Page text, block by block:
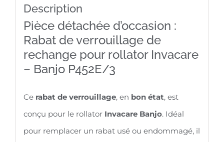
-
Banjo
P452E/3
Description
Pièce détachée d’occasion :
Rabat de verrouillage de
rechange pour rollator Invacare
– Banjo P452E/3
Ce rabat de verrouillage, en bon état, est
conçu pour le rollator Invacare Banjo. Idéal
pour remplacer un rabat usé ou endommagé, il